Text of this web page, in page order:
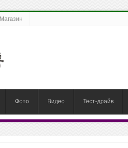
Магазин
Фото Видео Тест-драйв